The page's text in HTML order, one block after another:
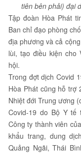
tiên bên phải) đại
Tập đoàn Hòa Phát
Ban chỉ đạo phòng
địa phương và cả
lùi, tạo điều kiện cho
hội.
Trong đợt dịch Covid
Hòa Phát cũng hỗ trợ
Nhiệt đới Trung ương
Covid-19 do Bộ Y tế
Công ty thành viên
khẩu trang, dung
Quảng Ngãi, Thái